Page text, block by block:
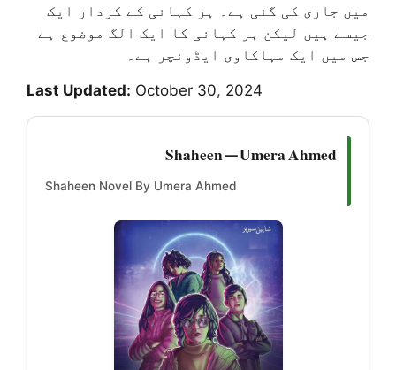
میں جاری کی گئی ہے۔ ہر کہانی کے کردار ایک
جیسے ہیں لیکن ہر کہانی کا ایک الگ موضوع ہے
جس میں ایک مہاکاوی ایڈونچر ہے۔
Last Updated: October 30, 2024
Shaheen — Umera Ahmed
Shaheen Novel By Umera Ahmed